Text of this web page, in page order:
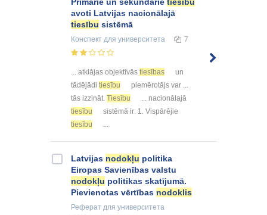
Primārie un sekundārie tiesību
avoti Latvijas nacionālajā
tiesību sistēmā
Конспект для университета 7
... atklājas objektīvās tiesības
un
tādējādi tiesību
piemērotājs var ...
tās izzināt. Tiesību
... nacionālajā
tiesību
sistēmā ir: 1. Vispārējie
tiesību
...
Latvijas nodokļu politika
Eiropas Savienības valstu
nodokļu politikas skatījumā.
Pievienotas vērtības nodoklis
Реферат для университета